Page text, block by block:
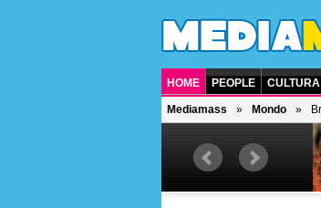
HOME PEOPLE CULTURA
Mediamass Mondo
attore americano